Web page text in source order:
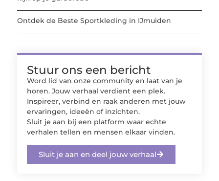
Ontdek de Beste Sportkleding in IJmuiden
Stuur ons een bericht
Word lid van onze community en laat van je
horen. Jouw verhaal verdient een plek.
Inspireer, verbind en raak anderen met jouw
ervaringen, ideeën of inzichten.
Sluit je aan bij een platform waar echte
verhalen tellen en mensen elkaar vinden.
Sluit je aan en deel jouw verhaal